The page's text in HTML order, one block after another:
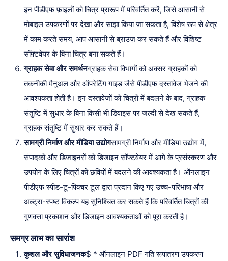
इन पीडीएफ फ़ाइलों को चित्र प्रारूप में परिवर्तित करें, जिसे आसानी से
मोबाइल उपकरणों पर देखा और साझा किया जा सकता है, विशेष रूप से क्षेत्र
में काम करते समय, आप आसानी से ब्राउज़ कर सकते हैं और विशिष्ट
सॉफ़्टवेयर के बिना चित्र बना सकते हैं।
ग्राहक सेवा और समर्थनग्राहक सेवा विभागों को अक्सर ग्राहकों को
तकनीकी मैनुअल और ऑपरेटिंग गाइड जैसे पीडीएफ दस्तावेज भेजने की
आवश्यकता होती है। इन दस्तावेजों को चित्रों में बदलने के बाद, ग्राहक
संतुष्टि में सुधार के बिना किसी भी डिवाइस पर जल्दी से देख सकते हैं,
ग्राहक संतुष्टि में सुधार कर सकते हैं।
सामग्री निर्माण और मीडिया उद्योगसामग्री निर्माण और मीडिया उद्योग में,
संपादकों और डिजाइनरों को डिजाइन सॉफ्टवेयर में आगे के प्रसंस्करण और
उपयोग के लिए चित्रों को छवियों में बदलने की आवश्यकता है। ऑनलाइन
पीडीएफ स्पीड-टू-पिक्चर टूल द्वारा प्रदान किए गए उच्च-परिभाषा और
अल्ट्रा-स्पष्ट विकल्प यह सुनिश्चित कर सकते हैं कि परिवर्तित चित्रों की
गुणवत्ता प्रकाशन और डिजाइन आवश्यकताओं को पूरा करती है।
समग्र लाभ का सारांश
कुशल और सुविधाजनक$ * ऑनलाइन PDF गति रूपांतरण उपकरण